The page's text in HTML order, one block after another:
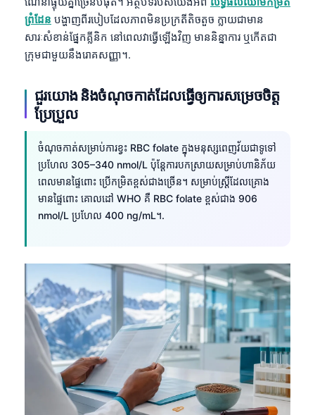
ព្រំដែន បង្ហាញពីរបៀបដែលភាពមិនប្រក្រតីតិចតួច ក្លាយជាមាន
សារៈសំខាន់ផ្នែកគ្លីនិក នៅពេលវាធ្វើឡើងវិញ មាននិន្នាការ ឬកើតជា
ក្រុមជាមួយនឹងរោគសញ្ញា។.
ជួរយោង និងចំណុចកាត់ដែលធ្វើឲ្យការសម្រេចចិត្ត
ប្រែប្រួល
ចំណុចកាត់សម្រាប់ការខ្វះ RBC folate ក្នុងមនុស្សពេញវ័យជាទូទៅ
ប្រហែល 305–340 nmol/L ប៉ុន្តែការបកស្រាយសម្រាប់ហានិភ័យ
ពេលមានផ្ទៃពោះ ប្រើកម្រិតខ្ពស់ជាងច្រើន។ សម្រាប់ស្ត្រីដែលគ្រោង
មានផ្ទៃពោះ គោលដៅ WHO គឺ RBC folate ខ្ពស់ជាង 906
nmol/L ប្រហែល 400 ng/mL។.